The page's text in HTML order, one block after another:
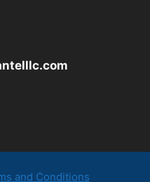
and Conditions